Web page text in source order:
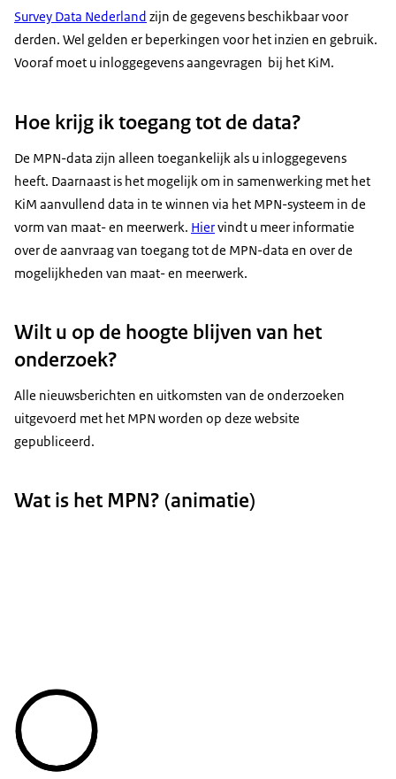
Survey Data Nederland zijn de gegevens beschikbaar voor
derden. Wel gelden er beperkingen voor het inzien en gebruik.
Vooraf moet u inloggegevens aangevragen bij het KiM.
Hoe krijg ik toegang tot de data?
De MPN-data zijn alleen toegankelijk als u inloggegevens
heeft. Daarnaast is het mogelijk om in samenwerking met het
KiM aanvullend data in te winnen via het MPN-systeem in de
vorm van maat- en meerwerk. Hiervindt u meer informatie
over de aanvraag van toegang tot de MPN-data en over de
mogelijkheden van maat- en meerwerk.
Wilt u op de hoogte blijven van het
onderzoek?
Alle nieuwsberichten en uitkomsten van de onderzoeken
uitgevoerd met het MPN worden op deze website
gepubliceerd.
Wat is het MPN? (animatie)